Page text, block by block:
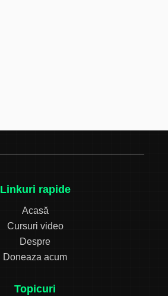
Linkuri rapide
Acasă
Cursuri video
Despre
Doneaza acum
Topicuri